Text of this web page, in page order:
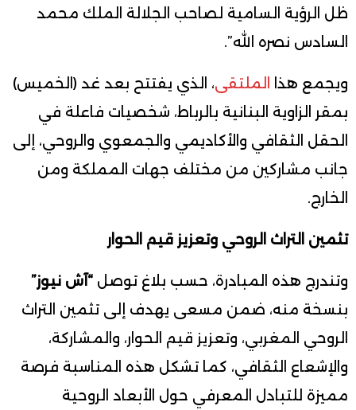
ظل الرؤية السامية لصاحب الجلالة الملك محمد
السادس نصره الله”.
ويجمع هذا الملتقى، الذي يفتتح بعد غد (الخميس)
بمقر الزاوية البنانية بالرباط، شخصيات فاعلة في
الحقل الثقافي والأكاديمي والجمعوي والروحي، إلى
جانب مشاركين من مختلف جهات المملكة ومن
الخارج.
تثمين التراث الروحي وتعزيز قيم الحوار
وتندرج هذه المبادرة، حسب بلاغ توصل “آش نيوز”
بنسخة منه، ضمن مسعى يهدف إلى تثمين التراث
الروحي المغربي، وتعزيز قيم الحوار، والمشاركة،
والإشعاع الثقافي، كما تشكل هذه المناسبة فرصة
مميزة للتبادل المعرفي حول الأبعاد الروحية